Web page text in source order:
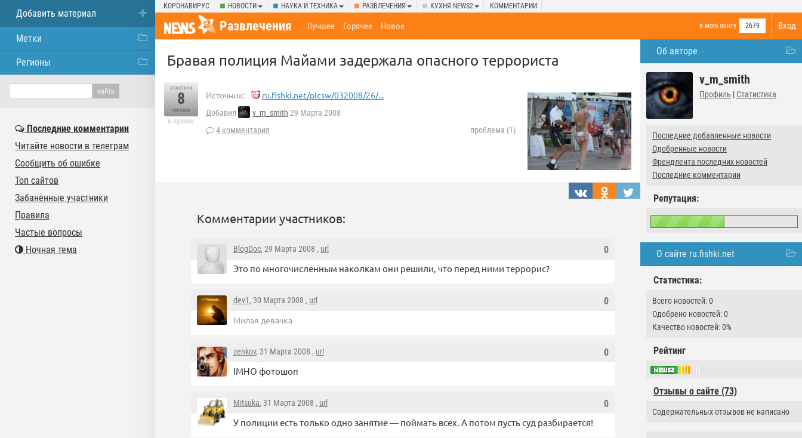
КОРОНАВИРУС НОВОСТИ НАУКА И ТЕХНИКА РАЗВЛЕЧЕНИЯ КУХНЯ NEWS2 КОММЕНТАРИИ
Вход
Развлечения в мою ленту 2679
Лучшее Горячее Новое
Об авторе
v_m_smith
Профиль | Статистика
Последние добавленные новости
Одобренные новости
Френдлента последних новостей
Последние комментарии
Репутация:
О сайте ru.fishki.net
Статистика:
Всего новостей: 0
Одобрено новостей: 0
Качество новостей: 0%
Рейтинг
Отзывы о сайте (73)
Содержательных отзывов не написано
Бравая полиция Майами задержала опасного террориста
отметили
8
человек
в архиве
Источник: ru.fishki.net/picsw/032008/26/...
Добавил v_m_smith 29 Марта 2008
4 комментария
проблема (1)
Комментарии участников:
0
BlogDoc, 29 Марта 2008 , url
Это по многочисленным наколкам они решили, что перед ними террорис?
0
dev1, 30 Марта 2008 , url
Милая девачка
0
zenkov, 31 Марта 2008 , url
IMHO фотошоп
0
Mitsuka, 31 Марта 2008 , url
У полиции есть только одно занятие — поймать всех. А потом пусть суд разбирается!
Добавить материал
Метки
Регионы
Последние комментарии
Читайте новости в телеграм
Сообщить об ошибке
Топ сайтов
Забаненные участники
Правила
Частые вопросы
Ночная тема